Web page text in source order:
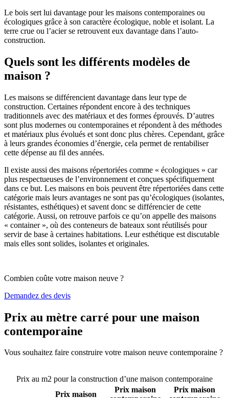
Le bois sert lui davantage pour les maisons contemporaines ou
écologiques grâce à son caractère écologique, noble et isolant. La
terre crue ou l’acier se retrouvent eux davantage dans l’auto-
construction.
Quels sont les différents modèles de
maison ?
Les maisons se différencient davantage dans leur type de
construction. Certaines répondent encore à des techniques
traditionnels avec des matériaux et des formes éprouvés. D’autres
sont plus modernes ou contemporaines et répondent à des méthodes
et matériaux plus évolués et sont donc plus chères. Cependant, grâce
à leurs grandes économies d’énergie, cela permet de rentabiliser
cette dépense au fil des années.
Il existe aussi des maisons répertoriées comme « écologiques » car
plus respectueuses de l’environnement et conçues spécifiquement
dans ce but. Les maisons en bois peuvent être répertoriées dans cette
catégorie mais leurs avantages ne sont pas qu’écologiques (isolantes,
résistantes, esthétiques) et savent donc se différencier de cette
catégorie. Aussi, on retrouve parfois ce qu’on appelle des maisons
« container », où des conteneurs de bateaux sont réutilisés pour
servir de base à certaines habitations. Leur esthétique est discutable
mais elles sont solides, isolantes et originales.
Combien coûte votre maison neuve ?
Demandez des devis
Prix au mètre carré pour une maison
contemporaine
Vous souhaitez faire construire votre maison neuve contemporaine ?
Prix au m2 pour la construction d’une maison contemporaine
Prix maison
Prix maison
Prix maison